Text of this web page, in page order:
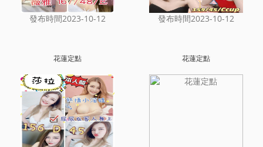
發布時間2023-10-12 發布時間2023-10-12
花蓮定點 花蓮定點